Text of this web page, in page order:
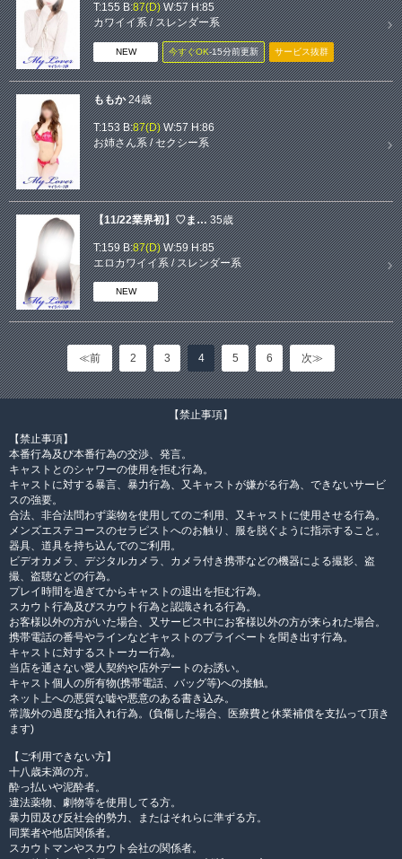
T:155 B:87(D)W:57 H:85
カワイイ系/スレンダー系
NEW 今すぐOK‐15分前更新 サービス抜群
ももか 24歳
T:153 B:87(D)W:57 H:86
お姉さん系/セクシー系
【11/22業界初】♡ま… 35歳
T:159 B:87(D)W:59 H:85
エロカワイイ系/スレンダー系
NEW
≪前 2 3 4 5 6 次≫
【禁止事項】
【禁止事項】
本番行為及び本番行為の交渉、発言。
キャストとのシャワーの使用を拒む行為。
キャストに対する暴言、暴力行為、又キャストが嫌がる行為、できないサービ
スの強要。
合法、非合法問わず薬物を使用してのご利用、又キャストに使用させる行為。
メンズエステコースのセラピストへのお触り、服を脱ぐように指示すること。
器具、道具を持ち込んでのご利用。
ビデオカメラ、デジタルカメラ、カメラ付き携帯などの機器による撮影、盗
撮、盗聴などの行為。
プレイ時間を過ぎてからキャストの退出を拒む行為。
スカウト行為及びスカウト行為と認識される行為。
お客様以外の方がいた場合、又サービス中にお客様以外の方が来られた場合。
携帯電話の番号やラインなどキャストのプライベートを聞き出す行為。
キャストに対するストーカー行為。
当店を通さない愛人契約や店外デートのお誘い。
キャスト個人の所有物(携帯電話、バッグ等)への接触。
ネット上への悪質な嘘や悪意のある書き込み。
常識外の過度な指入れ行為。(負傷した場合、医療費と休業補償を支払って頂き
ます)
【ご利用できない方】
十八歳未満の方。
酔っ払いや泥酔者。
違法薬物、劇物等を使用してる方。
暴力団及び反社会的勢力、またはそれらに準ずる方。
同業者や他店関係者。
スカウトマンやスカウト会社の関係者。